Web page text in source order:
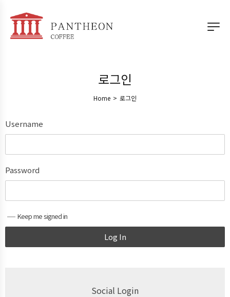
로그인
Home > 로그인
Username
Password
Keep me signed in
Log In
Social Login